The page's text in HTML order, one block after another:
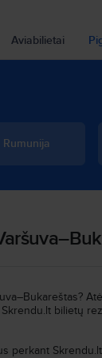
Aviabilietai
Rumunija
bilietų
perkant